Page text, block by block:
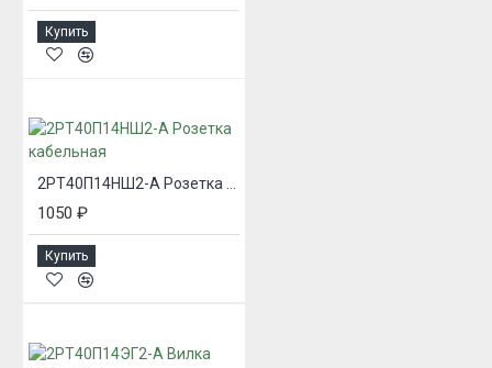
Купить
2РТ40П14НШ2-А Розетка кабельная
1050 ₽
Купить